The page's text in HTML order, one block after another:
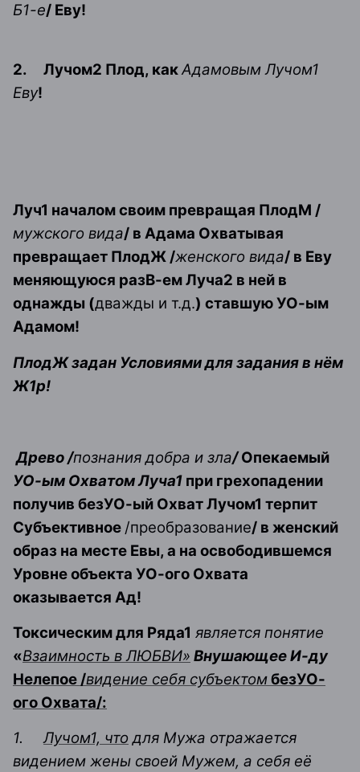
Б1-е/ Еву!
2. Лучом2 Плод, какАдамовым Лучом1
Еву!
Луч1 началом своим превращая ПлодМ /
мужского вида/ в Адама Охватывая
превращает ПлодЖ /женского вида/ в Еву
меняющуюся разВ-ем Луча2 в ней в
однажды (дважды и т.д.) ставшую УО-ым
Адамом!
ПлодЖ задан Условиями для задания в нём
Ж1р!
Древо /познания добра и зла/Опекаемый
УО-ым Охватом Луча1 при грехопадении
получив безУО-ый Охват Лучом1 терпит
Субъективное /преобразование/ в женский
образ на месте Евы, а на освободившемся
Уровне объекта УО-ого Охвата
оказывается Ад!
Токсическим для Ряда1 является понятие
«Взаимность в ЛЮБВИ» Внушающее И-ду
Нелепое /видение себя субъектомбезУО-
ого Охвата/:
1.
Лучом1, что для Мужа отражается
видением жены своей Мужем, а себя её